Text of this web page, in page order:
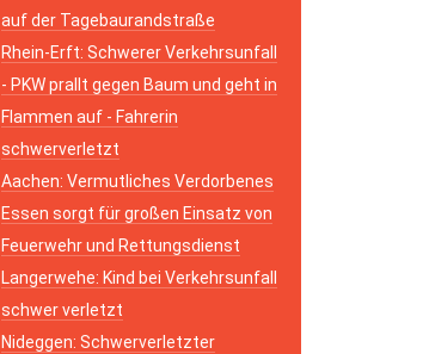
auf der Tagebaurandstraße
Rhein-Erft: Schwerer Verkehrsunfall
- PKW prallt gegen Baum und geht in
Flammen auf - Fahrerin
schwerverletzt
Aachen: Vermutliches Verdorbenes
Essen sorgt für großen Einsatz von
Feuerwehr und Rettungsdienst
Langerwehe: Kind bei Verkehrsunfall
schwer verletzt
Nideggen: Schwerverletzter